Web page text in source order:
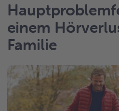
einem
Familie